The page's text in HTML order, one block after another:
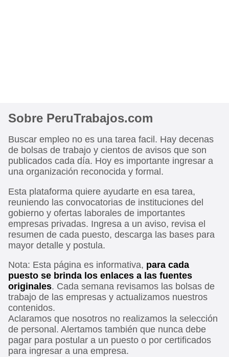
Sobre PeruTrabajos.com
Buscar empleo no es una tarea facil. Hay decenas
de bolsas de trabajo y cientos de avisos que son
publicados cada día. Hoy es importante ingresar a
una organización reconocida y formal.
Esta plataforma quiere ayudarte en esa tarea,
reuniendo las convocatorias de instituciones del
gobierno y ofertas laborales de importantes
empresas privadas. Ingresa a un aviso, revisa el
resumen de cada puesto, descarga las bases para
mayor detalle y postula.
Nota: Esta página es informativa, para cada
puesto se brinda los enlaces a las fuentes
originales. Cada semana revisamos las bolsas de
trabajo de las empresas y actualizamos nuestros
contenidos.
Aclaramos que nosotros no realizamos la selección
de personal. Alertamos también que nunca debe
pagar para postular a un puesto o por certificados
para ingresar a una empresa.